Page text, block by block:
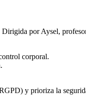
por Aysel,
corporal.
y prioriza la